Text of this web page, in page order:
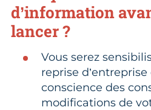
d’information
lancer ?
Vous serez
reprise
conscience des
modifications de